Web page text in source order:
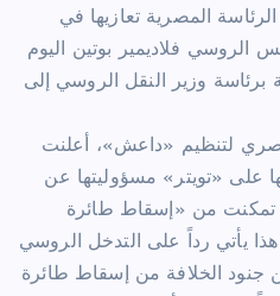
المصرية تعازيها في
الروسي فلاديمير بوتين اليوم
برئاسة وزير النقل الروسي إلى
لتنظيم «داعش»، أعلنت
على «تويتر» مسؤوليتها عن
تمكنت من «إسقاط طائرة
يأتي رداً على التدخل الروسي
جنود الخلافة من إسقاط طائرة